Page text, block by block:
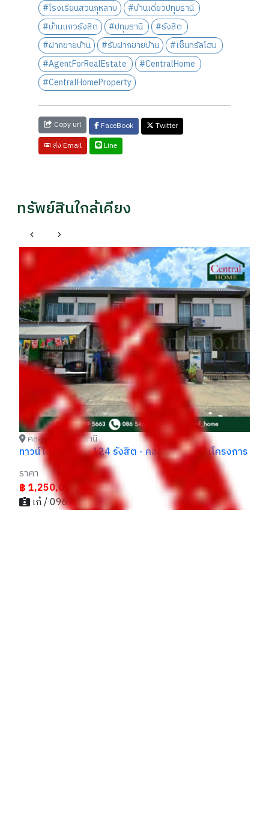
#โรงเรียนสวนกุหลาบ
#บ้านเดี่ยวปทุมธานี
#บ้านแถวรังสิต
#ปทุมธานี
#รังสิต
#ฝากขายบ้าน
#รับฝากขายบ้าน
#เซ็นทรัลโฮม
#AgentForRealEstate
#CentralHome
#CentralHomeProperty
Copy url FaceBook
Twitter
ส่ง Email
Line
ทรัพย์สินใกล้เคียง
คลองหลวง ปทุมธานี
บ้านเดี่ยว ธาราวิลล์ รังสิต - คลอง 5 ราคาถูกที่สุด
ราคา
฿ 2,250,000
ทราย / 096xxxxx55